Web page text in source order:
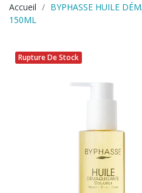
Accueil
BYPHASSE HUILE
150ML
Rupture De Stock